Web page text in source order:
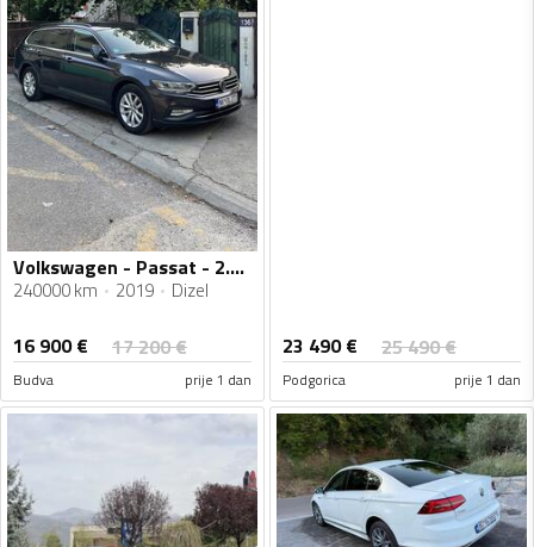
Volkswagen - Passat - 2.0 TDI
240000 km 2019 Dizel
16 900€ 17 200€
Budva prije 1 dan
23 490€ 25 490€
Podgorica prije 1 dan